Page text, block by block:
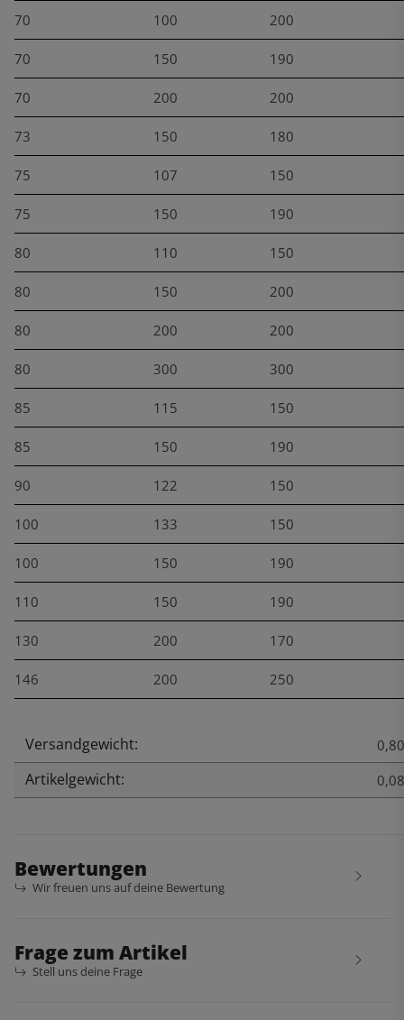
70 100 200
70 150 190
70 200 200
73 150 180
75 107 150
75 150 190
80 110 150
80 150 200
80 200 200
80 300 300
85 115 150
85 150 190
90 122 150
100 133 150
100 150 190
110 150 190
130 200 170
146 200 250
Produkteigenschaft
Wert
Versandgewicht:
Artikelgewicht: 0,08
Bewertungen
Wir freuen uns auf deine Bewertung
Frage zum Artikel
Stell uns deine Frage